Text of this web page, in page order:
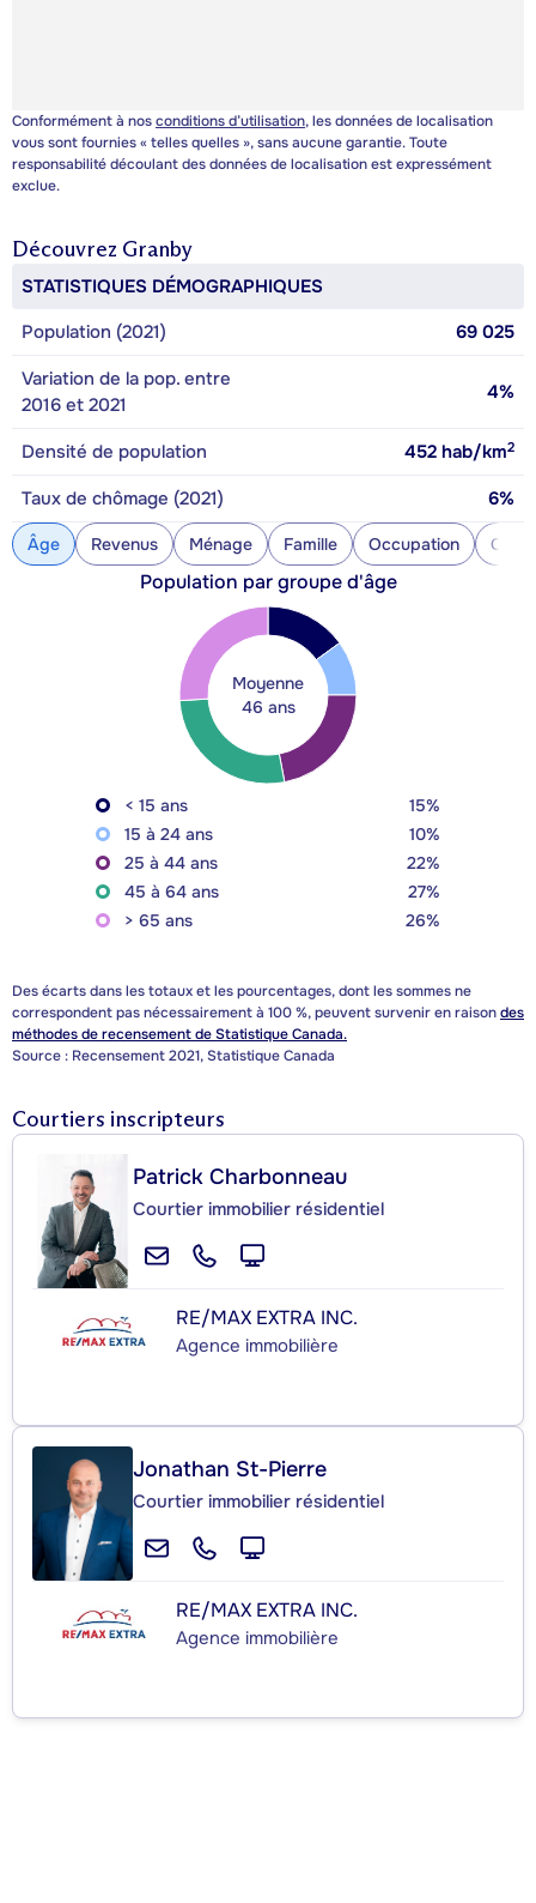
Conformément à nosconditions d’utilisation, les données de localisation
vous sont fournies « telles quelles », sans aucune garantie. Toute
responsabilité découlant des données de localisation est expressément
exclue.
Découvrez Granby
STATISTIQUES DÉMOGRAPHIQUES
Population (2021)
69 025
Variation de la pop. entre
2016 et 2021
4%
Densité de population 452 hab/km2
Taux de chômage (2021) 6%
Âge Revenus Ménage Famille Occupation
Population par groupe d'âge
Moyenne
46 ans
< 15 ans
15%
15 à 24 ans
10%
25 à 44 ans
22%
45 à 64 ans
27%
> 65 ans
26%
Des écarts dans les totaux et les pourcentages, dont les sommes ne
correspondent pas nécessairement à 100 %, peuvent survenir en raisondes
méthodes de recensement de Statistique Canada.
Source : Recensement 2021, Statistique Canada
Courtiers inscripteurs
Patrick Charbonneau
Courtier immobilier résidentiel
RE/MAX EXTRA INC.
Agence immobilière
Jonathan St-Pierre
Courtier immobilier résidentiel
RE/MAX EXTRA INC.
Agence immobilière